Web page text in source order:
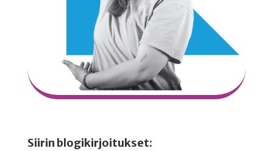
Siirin blogikirjoitukset: